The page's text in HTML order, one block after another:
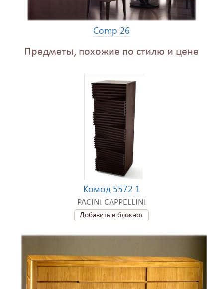
Comp 26
Предметы, похожие по стилю и цене
Комод 5572 1
PACINI CAPPELLINI
Добавить в блокнот